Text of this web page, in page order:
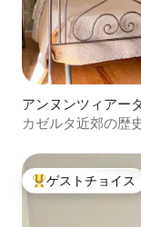
アンヌンツィアー
カゼルタ近郊の歴
大好評のゲストチ
ゲストチョイス